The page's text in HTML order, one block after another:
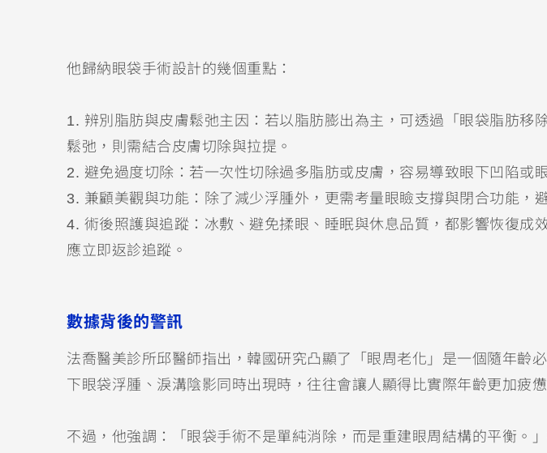
他歸納眼袋手術設計的幾個重點：
1. 辨別脂肪與皮膚鬆弛主因：若以脂肪膨出為主，可透過「眼袋脂肪移
鬆弛，則需結合皮膚切除與拉提。
2. 避免過度切除：若一次性切除過多脂肪或皮膚，容易導致眼下凹陷或
3. 兼顧美觀與功能：除了減少浮腫外，更需考量眼瞼支撐與閉合功能，
4. 術後照護與追蹤：冰敷、避免揉眼、睡眠與休息品質，都影響恢復成
應立即返診追蹤。
數據背後的警訊
法喬醫美診所邱醫師指出，韓國研究凸顯了「眼周老化」是一個隨年齡
下眼袋浮腫、淚溝陰影同時出現時，往往會讓人顯得比實際年齡更加疲憊
不過，他強調：「眼袋手術不是單純消除，而是重建眼周結構的平衡。